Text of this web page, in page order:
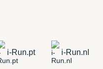
i-Run.pt i-Run.nl